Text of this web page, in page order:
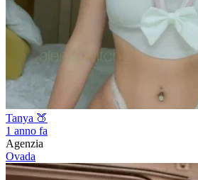
Tanya 🍑
1 anno fa
Agenzia
Ovada